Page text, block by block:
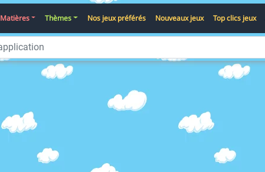
Matières Thèmes Nos jeux préférés Nouveaux jeux Top clics jeux